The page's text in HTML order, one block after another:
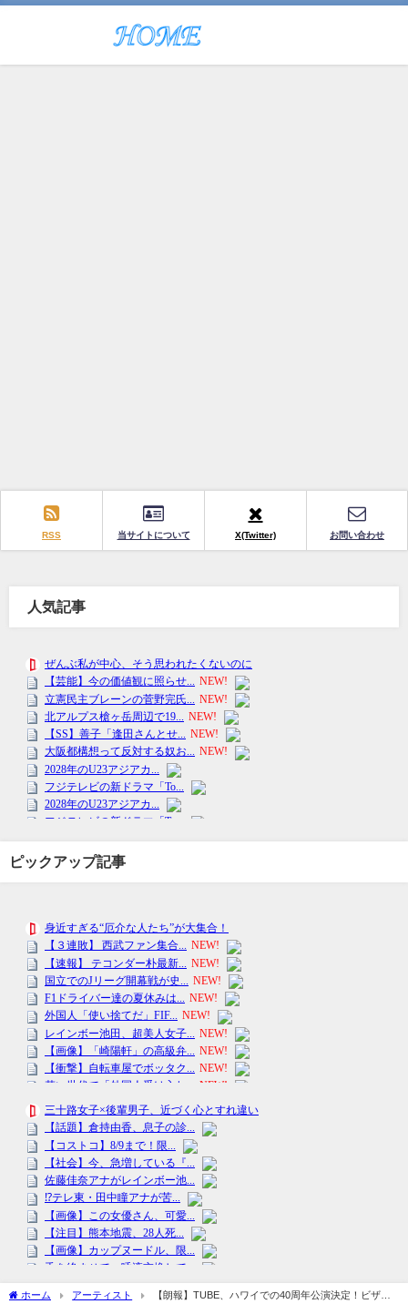
RSS 当サイトについて X(Twitter) お問い合わせ
人気記事
ピックアップ記事
ホーム アーティスト
【朗報】TUBE、ハワイでの40周年公演決定！ビザ問